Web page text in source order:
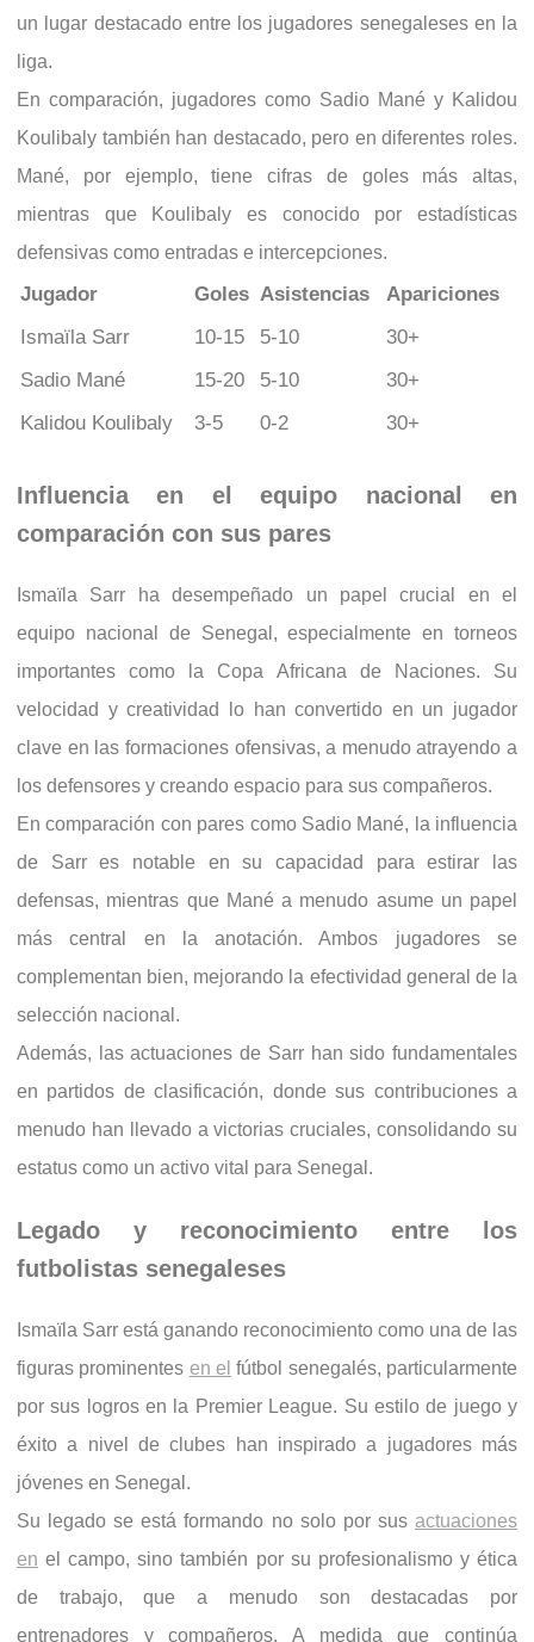
un lugar destacado entre los jugadores senegaleses en la
liga.
En comparación, jugadores como Sadio Mané y Kalidou
Koulibaly también han destacado, pero en diferentes roles.
Mané, por ejemplo, tiene cifras de goles más altas,
mientras que Koulibaly es conocido por estadísticas
defensivas como entradas e intercepciones.
Jugador Goles Asistencias
Apariciones
Ismaïla Sarr
10-15 5-10
30+
Sadio Mané
15-20 5-10
30+
Kalidou Koulibaly
3-5 0-2 30+
Influencia en el equipo nacional en
comparación con sus pares
Ismaïla Sarr ha desempeñado un papel crucial en el
equipo nacional de Senegal, especialmente en torneos
importantes como la Copa Africana de Naciones. Su
velocidad y creatividad lo han convertido en un jugador
clave en las formaciones ofensivas, a menudo atrayendo a
los defensores y creando espacio para sus compañeros.
En comparación con pares como Sadio Mané, la influencia
de Sarr es notable en su capacidad para estirar las
defensas, mientras que Mané a menudo asume un papel
más central en la anotación. Ambos jugadores se
complementan bien, mejorando la efectividad general de la
selección nacional.
Además, las actuaciones de Sarr han sido fundamentales
en partidos de clasificación, donde sus contribuciones a
menudo han llevado a victorias cruciales, consolidando su
estatus como un activo vital para Senegal.
Legado y reconocimiento entre los
futbolistas senegaleses
Ismaïla Sarr está ganando reconocimiento como una de las
figuras prominentes en el fútbol senegalés, particularmente
por sus logros en la Premier League. Su estilo de juego y
éxito a nivel de clubes han inspirado a jugadores más
jóvenes en Senegal.
Su legado se está formando no solo por sus actuaciones
en el campo, sino también por su profesionalismo y ética
de trabajo, que a menudo son destacadas por
entrenadores y compañeros. A medida que continúa